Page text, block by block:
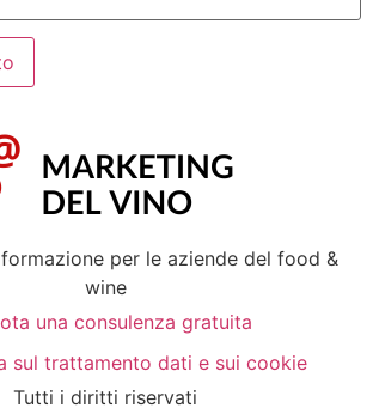
per le aziende del food &
wine
una consulenza gratuita
sul trattamento dati e sui cookie
Tutti i diritti riservati